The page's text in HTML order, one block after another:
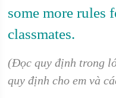
some more rules
classmates.
(Đọc quy định trong
quy định cho em và